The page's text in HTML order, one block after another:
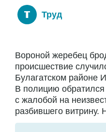
Труд
Вороной жеребец
происшествие
Булагатском районе
В полицию
с жалобой на
разбившего витрину.